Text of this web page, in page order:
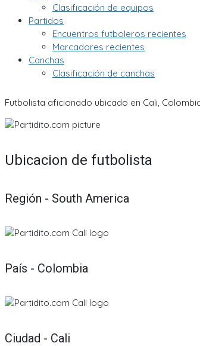
Clasificación de equipos
Partidos
Encuentros futboleros recientes
Marcadores recientes
Canchas
Clasificación de canchas
Futbolista aficionado ubicado en Cali,
Ubicacion de futbolista
Región - South America
País - Colombia
Ciudad - Cali